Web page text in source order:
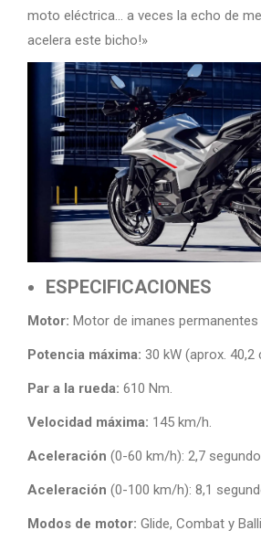
moto eléctrica… a veces la echo de
acelera este bicho!»
ESPECIFICACIONES
Motor: Motor de imanes permanentes
Potencia máxima: 30 kW (aprox. 40,2
Par a la rueda: 610 Nm.
Velocidad máxima: 145 km/h.
Aceleración (0-60 km/h): 2,7
Aceleración (0-100 km/h): 8,1
Modos de motor: Glide, Combat y